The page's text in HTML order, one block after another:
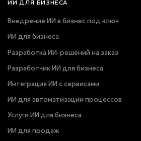
ИИ ДЛЯ БИЗНЕСА
Внедрение ИИ в бизнес под ключ
ИИ для бизнеса
Разработка ИИ-решений на заказ
Разработчик ИИ для бизнеса
Интеграция ИИ с сервисами
ИИ для автоматизации процессов
Услуги ИИ для бизнеса
ИИ для продаж